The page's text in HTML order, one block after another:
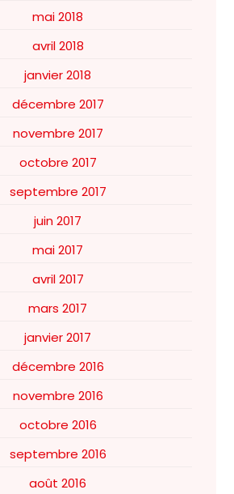
mai 2018
avril 2018
janvier 2018
décembre 2017
novembre 2017
octobre 2017
septembre 2017
juin 2017
mai 2017
avril 2017
mars 2017
janvier 2017
décembre 2016
novembre 2016
octobre 2016
septembre 2016
août 2016